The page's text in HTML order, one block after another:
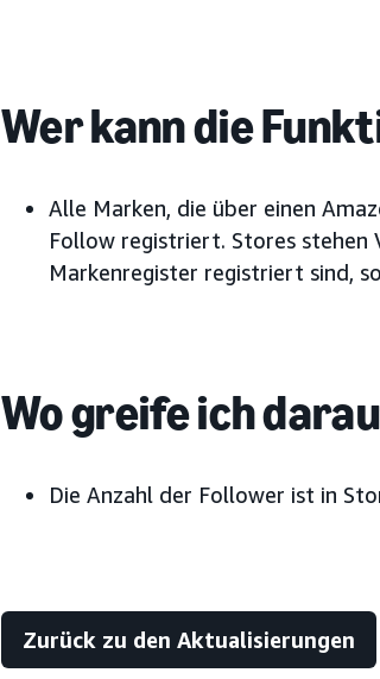
Wer kann die
Alle Marken, die über einen
Follow registriert. Stores stehen
Markenregister registriert sind,
Wo greife ich
Die Anzahl der Follower ist in
Zurück zu den Aktualisierungen